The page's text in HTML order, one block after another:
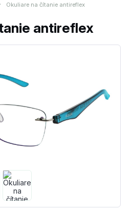
Okuliare na čítanie antireflex
antireflex